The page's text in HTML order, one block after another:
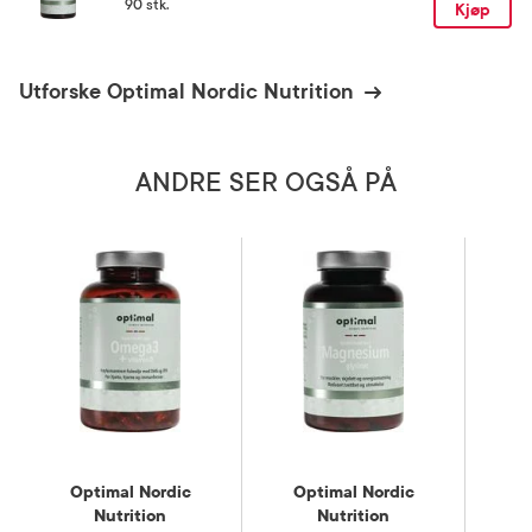
Oppbevaringsbetingelser
90 stk.
Kjøp
Utforske Optimal Nordic Nutrition
ANDRE SER OGSÅ PÅ
Optimal Nordic
Nutrition
Optimal Nordic
Nutrition